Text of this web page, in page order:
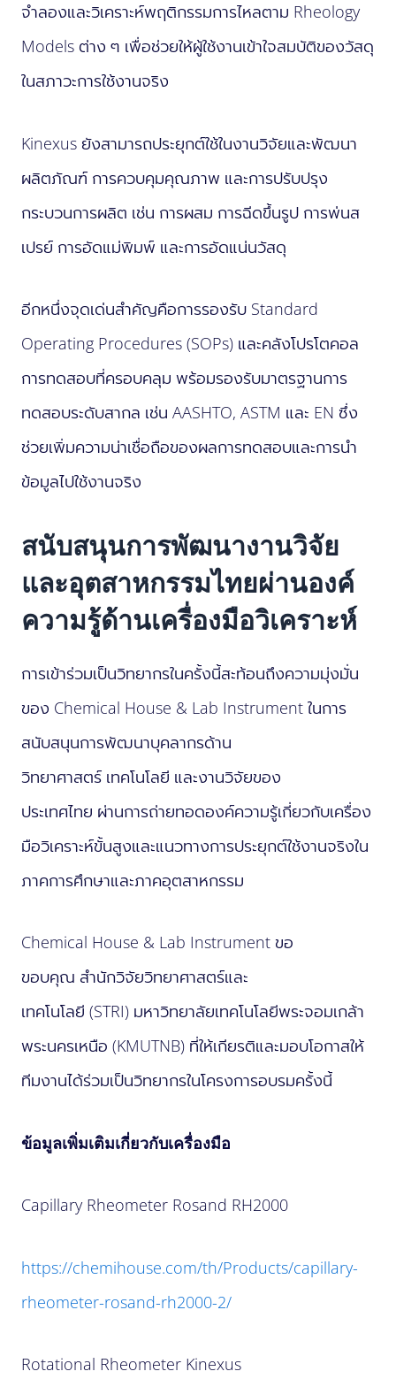
จำลองและวิเคราะห์พฤติกรรมการไหลตาม Rheology
Models ต่าง ๆ เพื่อช่วยให้ผู้ใช้งานเข้าใจสมบัติของวัสดุ
ในสภาวะการใช้งานจริง
Kinexus ยังสามารถประยุกต์ใช้ในงานวิจัยและพัฒนา
ผลิตภัณฑ์ การควบคุมคุณภาพ และการปรับปรุง
กระบวนการผลิต เช่น การผสม การฉีดขึ้นรูป การพ่นส
เปรย์ การอัดแม่พิมพ์ และการอัดแน่นวัสดุ
อีกหนึ่งจุดเด่นสำคัญคือการรองรับ Standard
Operating Procedures (SOPs) และคลังโปรโตคอล
การทดสอบที่ครอบคลุม พร้อมรองรับมาตรฐานการ
ทดสอบระดับสากล เช่น AASHTO, ASTM และ EN ซึ่ง
ช่วยเพิ่มความน่าเชื่อถือของผลการทดสอบและการนำ
ข้อมูลไปใช้งานจริง
สนับสนุนการพัฒนางานวิจัย
และอุตสาหกรรมไทยผ่านองค์
ความรู้ด้านเครื่องมือวิเคราะห์
การเข้าร่วมเป็นวิทยากรในครั้งนี้สะท้อนถึงความมุ่งมั่น
ของ Chemical House & Lab Instrument ในการ
สนับสนุนการพัฒนาบุคลากรด้าน
วิทยาศาสตร์ เทคโนโลยี และงานวิจัยของ
ประเทศไทย ผ่านการถ่ายทอดองค์ความรู้เกี่ยวกับเครื่อง
มือวิเคราะห์ขั้นสูงและแนวทางการประยุกต์ใช้งานจริงใน
ภาคการศึกษาและภาคอุตสาหกรรม
Chemical House & Lab Instrument ขอ
ขอบคุณ สำนักวิจัยวิทยาศาสตร์และ
เทคโนโลยี (STRI) มหาวิทยาลัยเทคโนโลยีพระจอมเกล้า
พระนครเหนือ (KMUTNB) ที่ให้เกียรติและมอบโอกาสให้
ทีมงานได้ร่วมเป็นวิทยากรในโครงการอบรมครั้งนี้
ข้อมูลเพิ่มเติมเกี่ยวกับเครื่องมือ
Capillary Rheometer Rosand RH2000
https://chemihouse.com/th/Products/capillary-
rheometer-rosand-rh2000-2/
Rotational Rheometer Kinexus